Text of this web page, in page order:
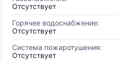
Отсутствует
Горячее водоснабжение:
Отсутствует
Система пожаротушения:
Отсутствует